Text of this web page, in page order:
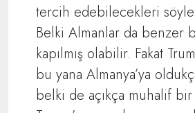
tercih edebilecekleri
Belki Almanlar da benzer
kapılmış olabilir. Fakat
bu yana Almanya’ya
belki de açıkça muhalif bir